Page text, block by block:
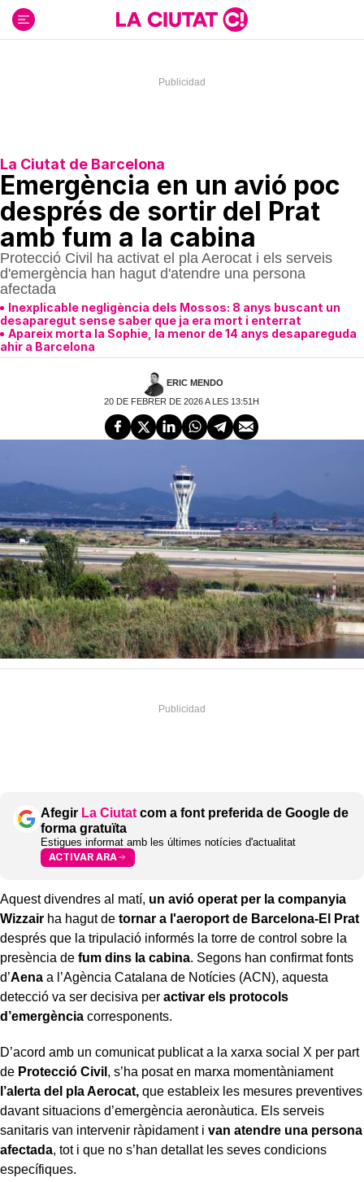
contenido
La Ciutat de Barcelona
Emergència en un avió poc
després de sortir del Prat
amb fum a la cabina
Protecció Civil ha activat el pla Aerocat i els serveis
d'emergència han hagut d'atendre una persona
afectada
Inexplicable negligència dels Mossos: 8 anys buscant un
desaparegut sense saber que ja era mort i enterrat
Apareix morta la Sophie, la menor de 14 anys desapareguda
ahir a Barcelona
ERIC MENDO
20 DE FEBRER DE 2026 A LES 13:51H
Afegir La Ciutat com a font preferida de Google de
forma gratuïta
Estigues informat amb les últimes notícies d'actualitat
ACTIVAR ARA
Aquest divendres al matí, un avió operat per la companyia
Wizzair ha hagut de tornar a l'aeroport de Barcelona-El Prat
després que la tripulació informés la torre de control sobre la
presència de fum dins la cabina. Segons han confirmat fonts
d’Aena a l’Agència Catalana de Notícies (ACN), aquesta
detecció va ser decisiva per activar els protocols
d’emergència corresponents.
D’acord amb un comunicat publicat a la xarxa social X per part
de Protecció Civil , s’ha posat en marxa momentàniament
l’alerta del pla Aerocat, que estableix les mesures preventives
davant situacions d’emergència aeronàutica. Els serveis
sanitaris van intervenir ràpidament i van atendre una persona
afectada, tot i que no s’han detallat les seves condicions
específiques.